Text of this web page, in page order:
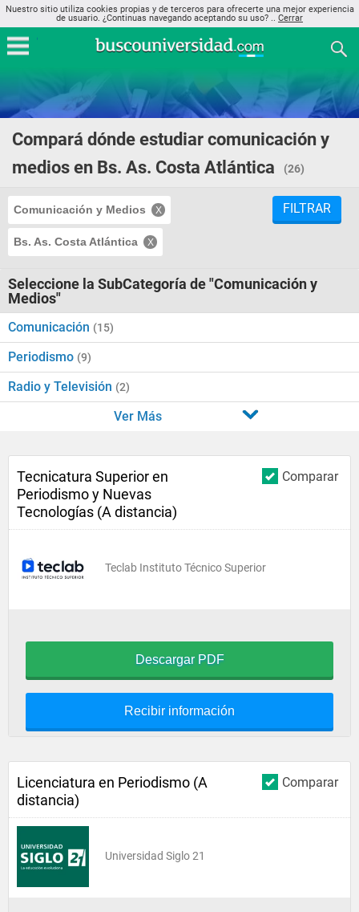
Nuestro sitio utiliza cookies propias y de terceros para ofrecerte una mejor experiencia
de usuario. ¿Continuas navegando aceptando su uso? .. Cerrar
Compará dónde estudiar comunicación y
medios en Bs. As. Costa Atlántica
(26)
Comunicación y Medios
Bs. As. Costa Atlántica
FILTRAR
Seleccione la SubCategoría de "Comunicación y
Medios"
Comunicación (15)
Periodismo (9)
Radio y Televisión (2)
Ver Más
Comparar
Tecnicatura Superior en
Periodismo y Nuevas
Tecnologías (A distancia)
Teclab Instituto Técnico Superior
Descargar PDF
Recibir información
Comparar
Licenciatura en Periodismo (A
distancia)
Universidad Siglo 21